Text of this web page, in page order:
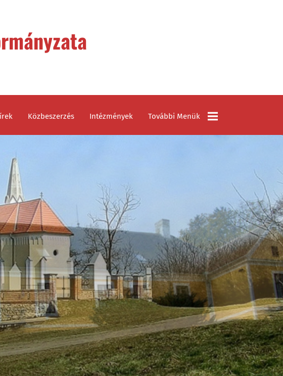
Közbeszerzés Intézmények További Menük
Gasztronómia
Szálláskalauz
Közérdekű Adatok
Önkormányzati
Rendelettár